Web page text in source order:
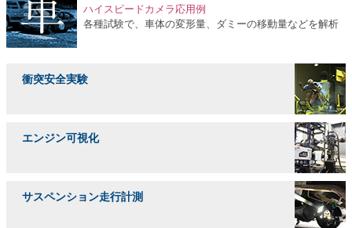
ハイスピードカメラ応用例
各種試験で、車体の変形量、ダミーの移動量などを解析
衝突安全実験
エンジン可視化
サスペンション走行計測